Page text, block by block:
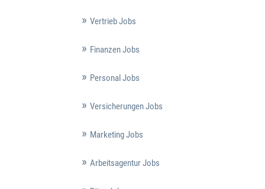
Vertrieb Jobs
Finanzen Jobs
Personal Jobs
Versicherungen Jobs
Marketing Jobs
Arbeitsagentur Jobs